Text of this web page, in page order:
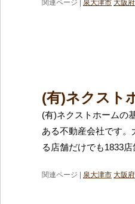
関連ページ | 泉大津市 大阪府
(有)ネクスト
(有)ネクストホームの
ある不動産会社です
る店舗だけでも1833
関連ページ | 泉大津市 大阪府